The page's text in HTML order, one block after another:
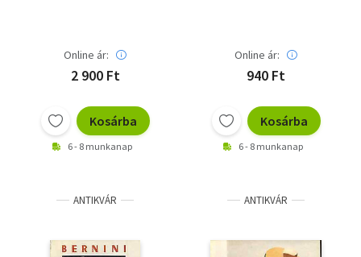
Online ár:
2 900 Ft
Kosárba
6 - 8 munkanap
Online ár:
940 Ft
Kosárba
6 - 8 munkanap
ANTIKVÁR ANTIKVÁR